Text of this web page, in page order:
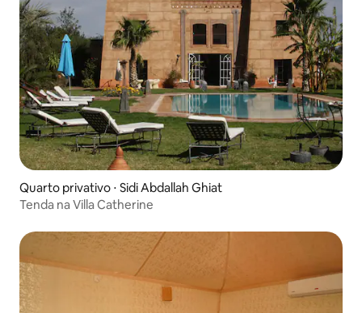
Quarto privativo ⋅ Sidi Abdallah Ghiat
Tenda na Villa Catherine